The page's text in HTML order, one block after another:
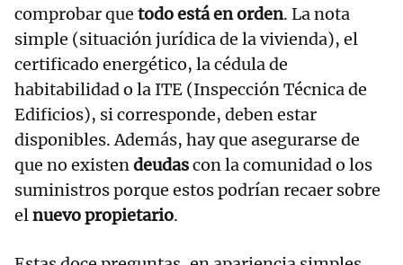
comprobar que todo está en orden. La nota
simple (situación jurídica de la vivienda), el
certificado energético, la cédula de
habitabilidad o la ITE (Inspección Técnica de
Edificios), si corresponde, deben estar
disponibles. Además, hay que asegurarse de
que no existendeudascon la comunidad o los
suministros porque estos podrían recaer sobre
elnuevo propietario.